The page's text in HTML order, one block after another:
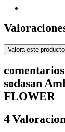
Valora este producto
sodasan
FLOWER
4